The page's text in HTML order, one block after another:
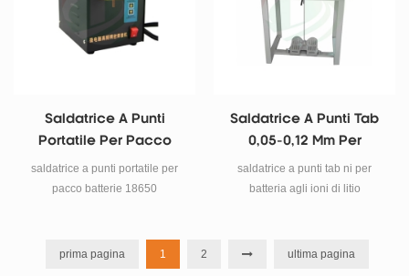
industriale per le linee di
produzione di batterie.
Saldatrice A Punti
Portatile Per Pacco
Batterie 18650
saldatrice a punti portatile per
pacco batterie 18650
Saldatrice A Punti Tab
0,05-0,12 Mm Per
Batterie
saldatrice a punti tab ni per
batteria agli ioni di litio
prima pagina 1 2 ultima pagina